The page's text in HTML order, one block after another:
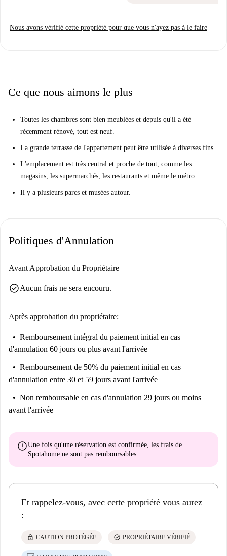
Nous avons vérifié cette propriété pour que vous n'ayez pas à le faire
Ce que nous aimons le plus
Toutes les chambres sont bien meublées et depuis qu'il a été
récemment rénové, tout est neuf.
La grande terrasse de l'appartement peut être utilisée à diverses fins.
L'emplacement est très central et proche de tout, comme les
magasins, les supermarchés, les restaurants et même le métro.
Il y a plusieurs parcs et musées autour.
Politiques d'Annulation
Avant Approbation du Propriétaire
check_circleAucun frais ne sera encouru.
Après approbation du propriétaire:
Remboursement intégral du paiement initial en cas
d'annulation 60 jours ou plus avant l'arrivée
Remboursement de 50% du paiement initial en cas
d'annulation entre 30 et 59 jours avant l'arrivée
Non remboursable en cas d'annulation 29 jours ou moins
avant l'arrivée
errorUne fois qu'une réservation est confirmée, les frais de
Spotahome ne sont pas remboursables
Et rappelez-vous, avec cette propriété vous aurez
:
lock CAUTION PROTÉGÉE check_circle PROPRIÉTAIRE VÉRIFIÉ